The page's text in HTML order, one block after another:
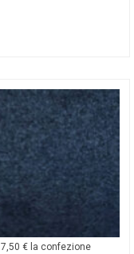
7,50 € la confezione